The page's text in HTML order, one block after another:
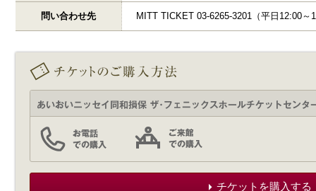
問い合わせ先 MITT TICKET 03-6265-3201（平日12:00～
チケットを購入する